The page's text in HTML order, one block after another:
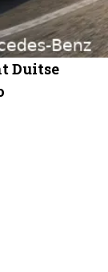
Duitse